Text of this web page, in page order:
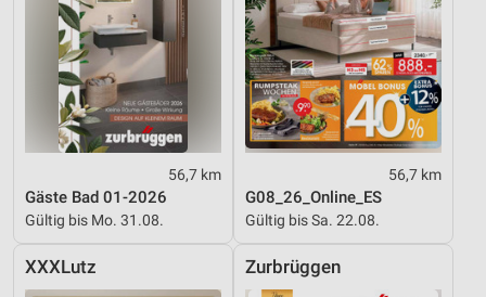
56,7 km
Gäste Bad 01-2026
Gültig bis Mo. 31.08.
56,7 km
G08_26_Online_ES
Gültig bis Sa. 22.08.
XXXLutz Zurbrüggen